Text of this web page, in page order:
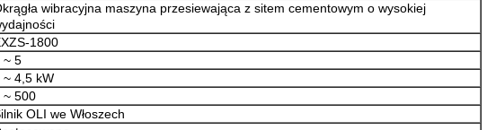
wibracyjna maszyna przesiewająca z sitem cementowym o wysokiej
1800
~ 5
~ 4,5 kW
~ 500
OLI we Włoszech